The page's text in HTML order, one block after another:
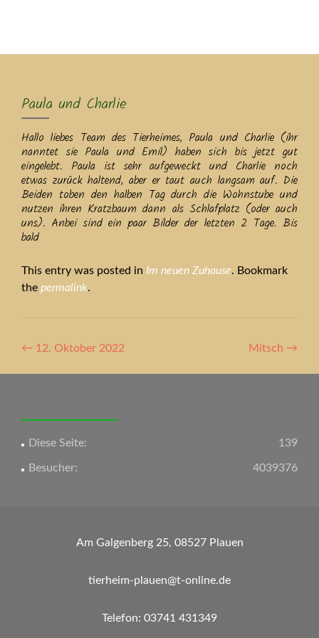
Paula und Charlie
Hallo liebes Team des Tierheimes, Paula und Charlie (ihr
nanntet sie Paula und Emil) haben sich bis jetzt gut
eingelebt. Paula ist sehr aufgeweckt und Charlie noch
etwas zurück haltend, aber er taut auch langsam auf. Die
Beiden toben den halben Tag durch die Wohnstube und
nutzen ihren Kratzbaum dann als Schlafplatz (oder auch
uns). Anbei sind ein paar Bilder der letzten 2 Tage. Bis
bald
This entry was posted in Im neuen Zuhause. Bookmark
the permalink.
Artikel-
Navigation
← 12. Oktober 2022 Mitsch →
139
Diese Seite:
4039376
Besucher:
Am Galgenberg 25, 08527 Plauen
tierheim-plauen@t-online.de
Telefon: 03741 431349